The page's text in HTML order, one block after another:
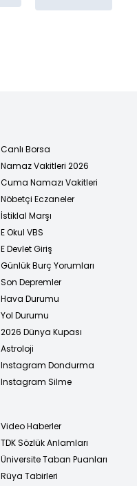
Canlı Borsa
Namaz Vakitleri 2026
Cuma Namazı Vakitleri
Nöbetçi Eczaneler
İstiklal Marşı
E Okul VBS
E Devlet Giriş
Günlük Burç Yorumları
Son Depremler
Hava Durumu
Yol Durumu
2026 Dünya Kupası
Astroloji
Instagram Dondurma
Instagram Silme
Video Haberler
TDK Sözlük Anlamları
Üniversite Taban Puanları
Rüya Tabirleri